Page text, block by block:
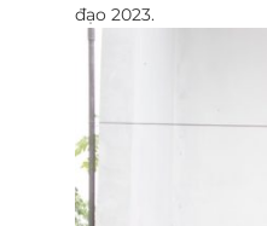
đạo 2023.